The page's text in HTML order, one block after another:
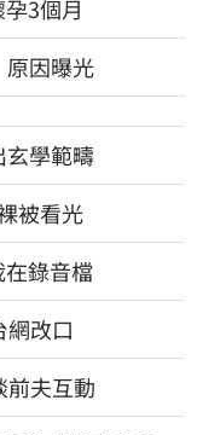
3個月
因曝光
玄學範疇
被看光
錄音檔
改口
前夫互動